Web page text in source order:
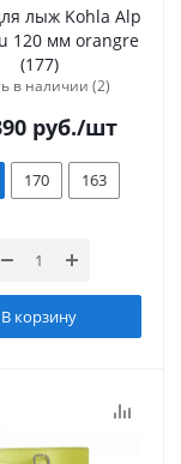
лыж Kohla Alp
120 мм orangre
(177)
в наличии (2)
руб./шт
170 163
В корзину